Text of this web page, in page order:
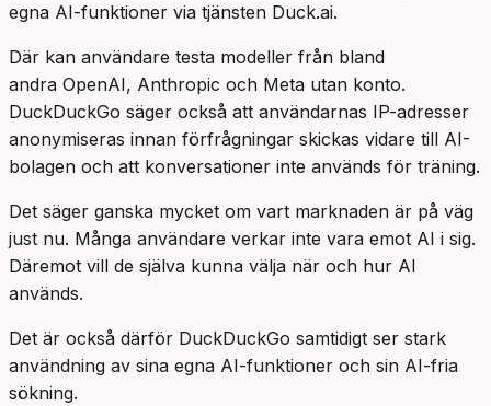
egna AI-funktioner via tjänsten Duck.ai.
Där kan användare testa modeller från bland
andra OpenAI, Anthropic och Meta utan konto.
DuckDuckGo säger också att användarnas IP-adresser
anonymiseras innan förfrågningar skickas vidare till AI-
bolagen och att konversationer inte används för träning.
Det säger ganska mycket om vart marknaden är på väg
just nu. Många användare verkar inte vara emot AI i sig.
Däremot vill de själva kunna välja när och hur AI
används.
Det är också därför DuckDuckGo samtidigt ser stark
användning av sina egna AI-funktioner och sin AI-fria
sökning.